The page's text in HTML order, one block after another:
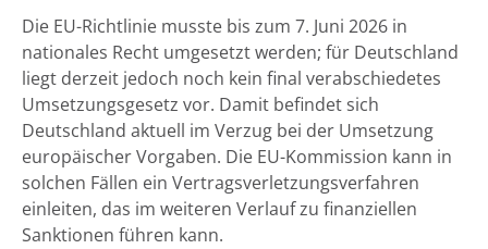
Die EU-Richtlinie musste bis zum 7. Juni 2026 in
nationales Recht umgesetzt werden; für Deutschland
liegt derzeit jedoch noch kein final verabschiedetes
Umsetzungsgesetz vor. Damit befindet sich
Deutschland aktuell im Verzug bei der Umsetzung
europäischer Vorgaben. Die EU-Kommission kann in
solchen Fällen ein Vertragsverletzungsverfahren
einleiten, das im weiteren Verlauf zu finanziellen
Sanktionen führen kann.